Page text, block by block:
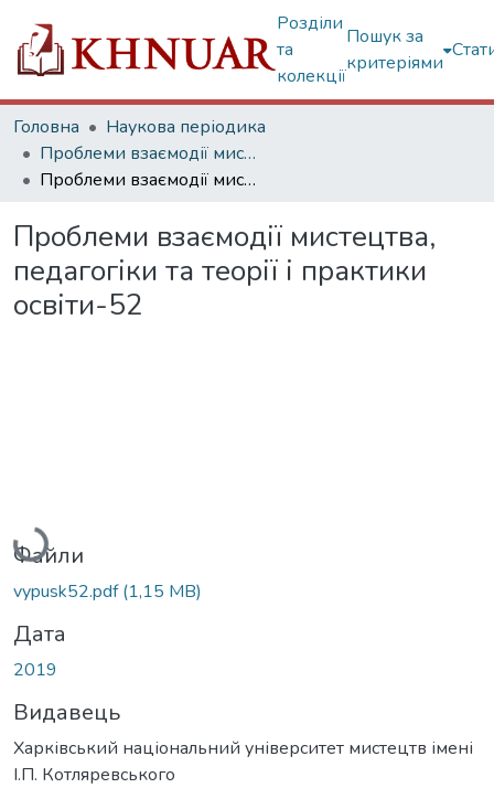
Розділи
та
колекції
Пошук за
критеріями
Головна
Наукова періодика
Проблеми взаємодії мистецтва, педагогіки та теорії і практики освіти
Проблеми взаємодії мистецтва, педагогіки та теорії і практики освіти-52
Проблеми взаємодії мистецтва,
педагогіки та теорії і практики
освіти-52
Вантажиться...
Файли
vypusk52.pdf(1,15 MB)
Дата
2019
Видавець
Харківський національний університет мистецтв імені
І.П. Котляревського